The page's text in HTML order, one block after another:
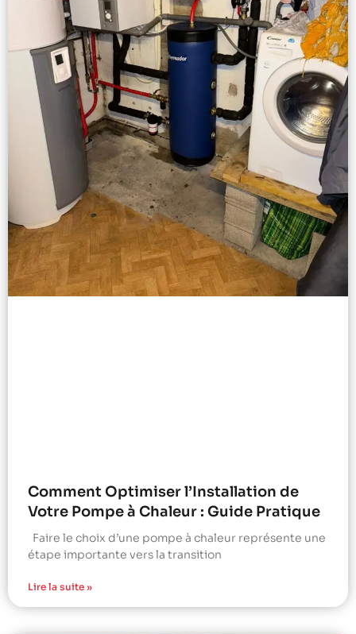
Comment Optimiser l’Installation de
Votre Pompe à Chaleur : Guide Pratique
Faire le choix d’une pompe à chaleur représente une
étape importante vers la transition
Lire la suite »